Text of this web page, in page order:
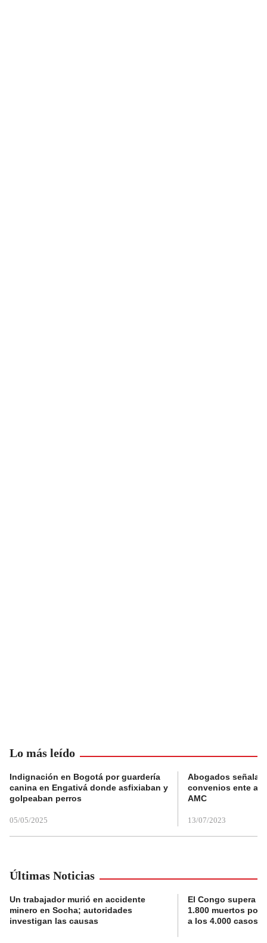
Lo más leído
Indignación en Bogotá por guardería
canina en Engativá donde asfixiaban y
golpeaban perros
05/05/2025
Abogados
convenios ente
AMC
13/07/2023
Últimas Noticias
Un trabajador murió en accidente
minero en Socha; autoridades
investigan las causas
El Congo supera
1.800 muertos por
a los 4.000 casos